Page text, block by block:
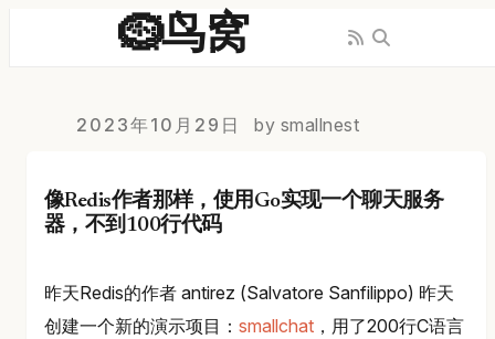
🪹鸟窝
2023年10月29日 by smallnest
像Redis作者那样，使用Go实现一个聊天服务
器，不到100行代码
昨天Redis的作者 antirez (Salvatore Sanfilippo) 昨天
创建一个新的演示项目： smallchat ，用了200行C语言